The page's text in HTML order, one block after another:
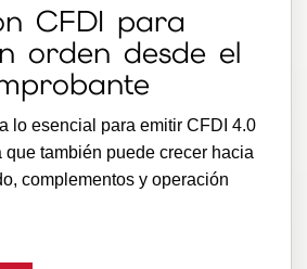
CFDI para
orden desde el
lo esencial para emitir CFDI 4.0
que también puede crecer hacia
complementos y operación